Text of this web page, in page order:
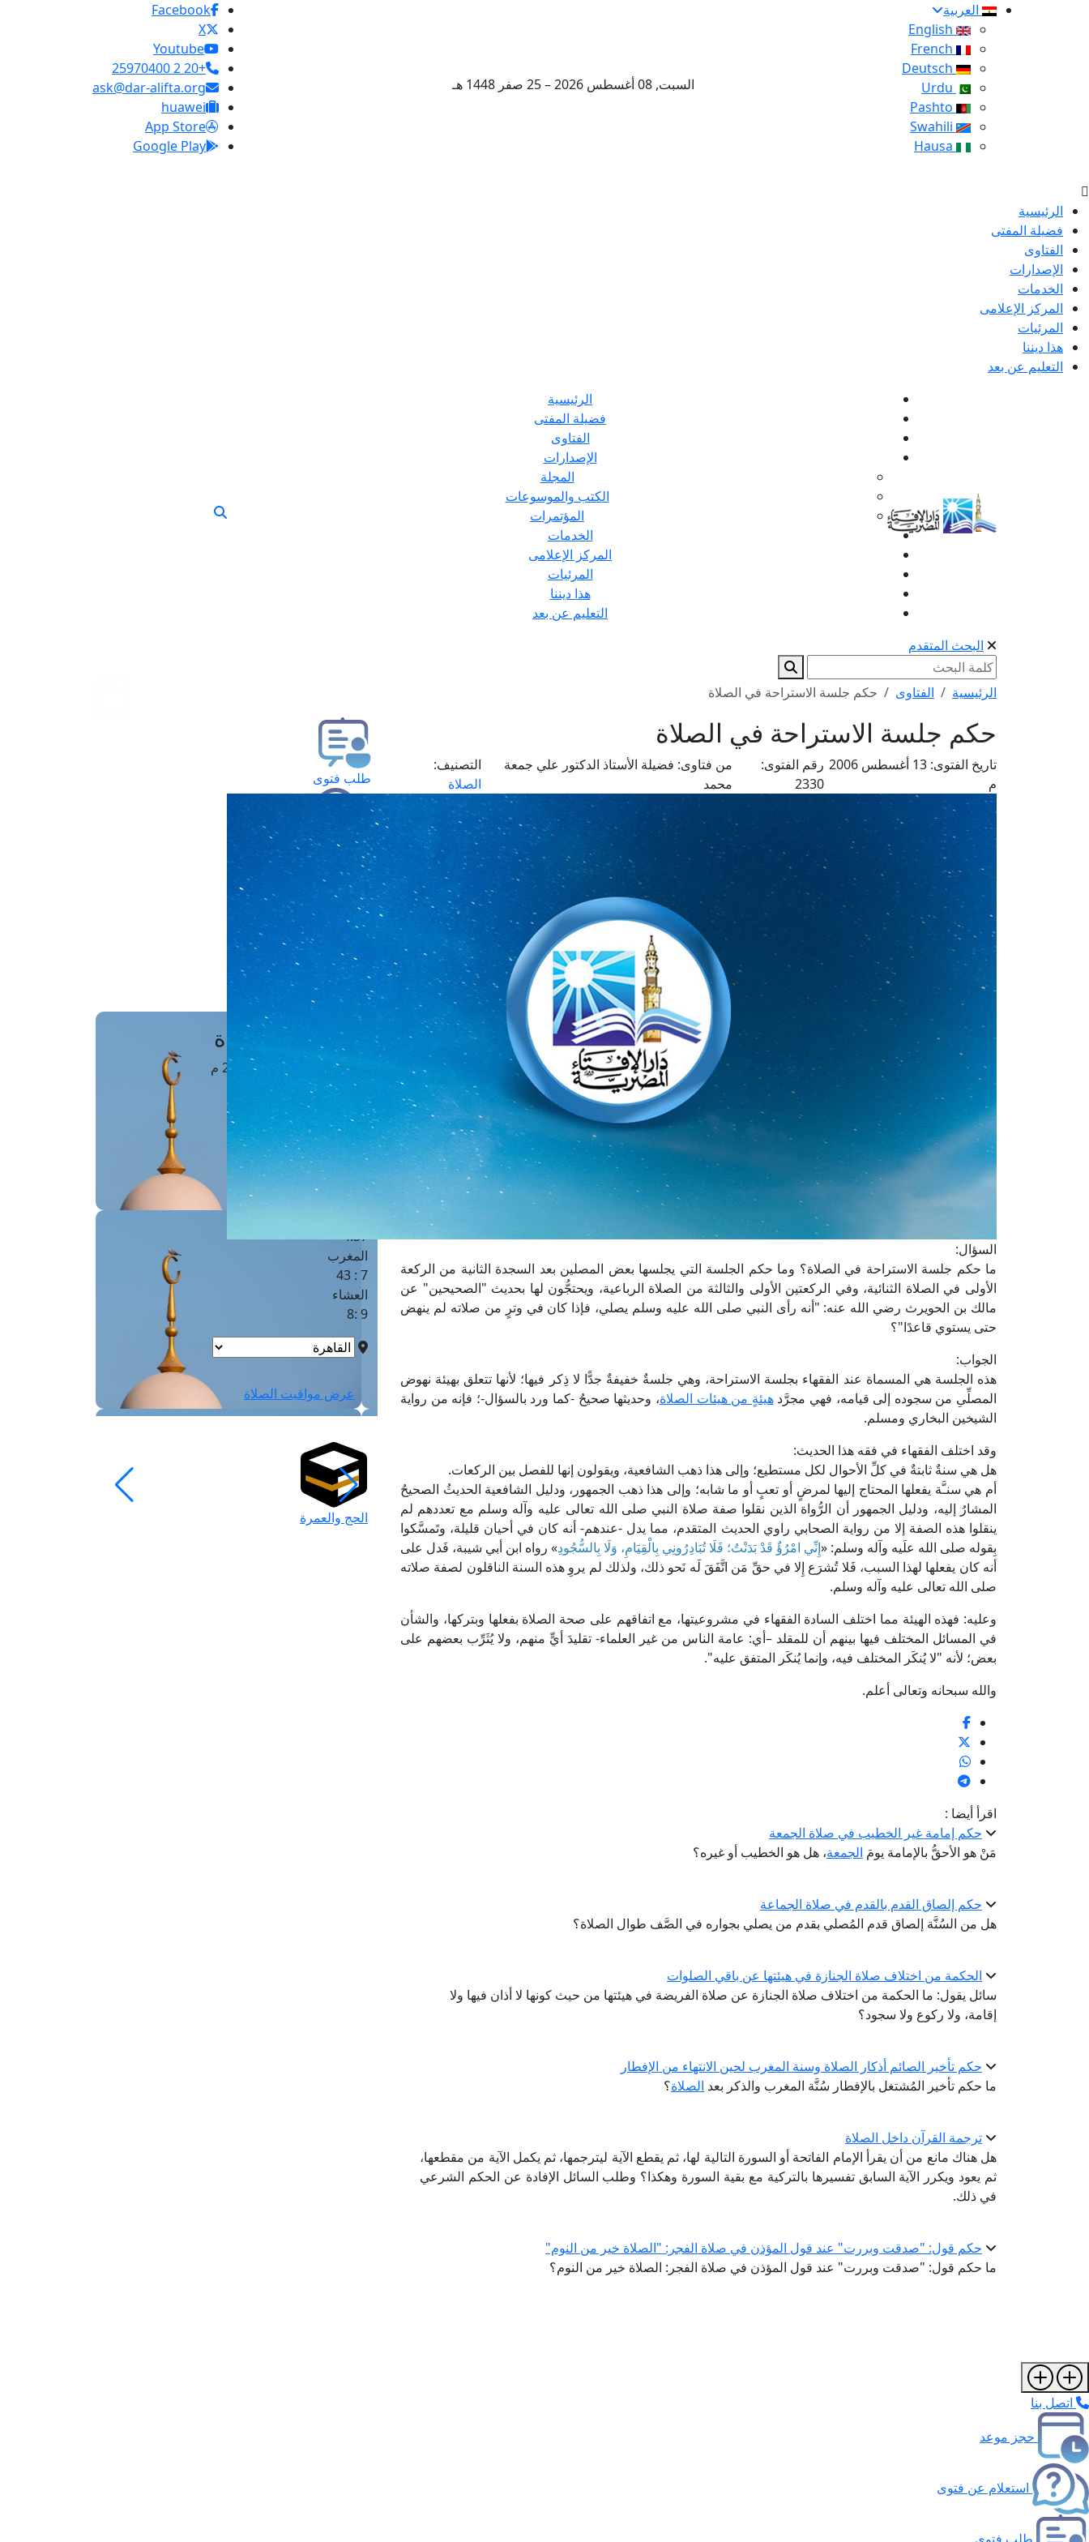
العربية
السبت, 08 أغسطس 2026 – 25 صفر 1448 هـ
Facebook
X
Youtube
+20 2 25970400
ask@dar-alifta.org
huawei
App Store
Google Play
الرئيسية
فضيلة المفتى
الفتاوى
الإصدارات
الخدمات
المركز الإعلامى
المرئيات
هذا ديننا
التعليم عن بعد
الرئيسية
فضيلة المفتى
الفتاوى
الإصدارات
المجلة
الكتب والموسوعات
المؤتمرات
الخدمات
المركز الإعلامى
المرئيات
هذا ديننا
التعليم عن بعد
البحث المتقدم
الرئيسية الفتاوى حكم جلسة الاستراحة في الصلاة
حكم جلسة الاستراحة في الصلاة
تاريخ الفتوى:
13 أغسطس 2006
م
رقم الفتوى:
2330
من فتاوى: فضيلة الأستاذ الدكتور علي جمعة
محمد
التصنيف:
الصلاة
السؤال:
ما حكم جلسة الاستراحة في الصلاة؟ وما حكم الجلسة التي يجلسها بعض المصلين بعد السجدة الثانية من الركعة
الأولى في الصلاة الثنائية، وفي الركعتين الأولى والثالثة من الصلاة الرباعية، ويحتجُّون لها بحديث "الصحيحين" عن
مالك بن الحويرث رضي الله عنه: "أنه رأى النبي صلى الله عليه وسلم يصلي، فإذا كان في وترٍ من صلاته لم ينهض
حتى يستوي قاعدًا"؟
الجواب:
هذه الجلسة هي المسماة عند الفقهاء بجلسة الاستراحة، وهي جلسةٌ خفيفةٌ جدًّا لا ذِكر فيها؛ لأنها تتعلق بهيئة نهوض
المصلِّىِ من سجوده إلى قيامه، فهي مجرَّدهيئةٍ من هيئات الصلاة، وحديثها صحيحُ -كما ورد بالسؤال-؛ فإنه من رواية
الشيخين البخاري ومسلم.
وقد اختلف الفقهاء في فقه هذا الحديث:
هل هي سنةٌ ثابتةٌ في كلِّ الأحوال لكل مستطيع؛ وإلى هذا ذهب الشافعية، ويقولون إنها للفصل بين الركعات.
أم هي سنـَّة يفعلها المحتاج إليها لمرضٍ أو تعبٍ أو ما شابه؛ وإلى هذا ذهب الجمهور، ودليل الشافعية الحديثُ الصحيحُ
المشارُ إليه، ودليل الجمهور أن الرُّواة الذين نقلوا صفة صلاة النبي صلى الله تعالى عليه وآله وسلم مع تعددهم لم
ينقلوا هذه الصفة إلا من رواية الصحابي راوي الحديث المتقدم، مما يدل -عندهم- أنه كان في أحيان قليلة، وتَمسَّكوا
بِقوله صلى الله علَيه وآله وسلم: «إِنِّي امْرُؤٌ قَدْ بَدَنْتُ؛ فَلَا تُبَادِرُونِي بِالْقِيَامِ، وَلَا بِالسُّجُودِ» رواه ابن أبي شيبة، فَدل على
أنه كان يفعلها لهذا السبب، فَلا تُشرَع إِلا في حقِّ مَن اتَّفَقَ لَه نَحو ذلك، ولذلك لم يروِ هذه السنة الناقلون لصفة صلاته
صلى الله تعالى عليه وآله وسلم.
وعليه: فهذه الهيئة مما اختلف السادة الفقهاء في مشروعيتها، مع اتفاقهم على صحة الصلاة بفعلها وبتركها، والشأن
في المسائل المختلف فيها بينهم أن للمقلد –أي: عامة الناس من غير العلماء- تقليدَ أيٍّ منهم، ولا يُثَرِّب بعضهم على
بعض؛ لأنه "لا يُنكَر المختلف فيه، وإنما يُنكَر المتفق عليه".
والله سبحانه وتعالى أعلم.
اقرأ أيضا :
حكم إمامة غير الخطيب في صلاة الجمعة
مَنْ هو الأحقُّ بالإمامة يومَ الجمعة، هل هو الخطيب أو غيره؟
حكم إلصاق القدم بالقدم في صلاة الجماعة
هل من السُنَّة إلصاق قدم المُصلي بقدم من يصلي بجواره في الصَّف طوال الصلاة؟
الحكمة من اختلاف صلاة الجنازة في هيئتها عن باقي الصلوات
سائل يقول: ما الحكمة من اختلاف صلاة الجنازة عن صلاة الفريضة في هيئتها من حيث كونها لا أذان فيها ولا
إقامة، ولا ركوع ولا سجود؟
حكم تأخير الصائم أذكار الصلاة وسنة المغرب لحين الانتهاء من الإفطار
ما حكم تأخير المُشتغل بالإفطار سُنَّة المغرب والذكر بعد الصلاة؟
ترجمة القرآن داخل الصلاة
هل هناك مانع من أن يقرأ الإمام الفاتحة أو السورة التالية لها، ثم يقطع الآية ليترجمها، ثم يكمل الآية من مقطعها،
ثم يعود ويكرر الآية السابق تفسيرها بالتركية مع بقية السورة وهكذا؟ وطلب السائل الإفادة عن الحكم الشرعي
في ذلك.
حكم قول: "صدقت وبررت" عند قول المؤذن في صلاة الفجر: "الصلاة خير من النوم"
ما حكم قول: "صدقت وبررت" عند قول المؤذن في صلاة الفجر: الصلاة خير من النوم؟
طلب فتوى
استعلام عن فتوى
حجز موعد
الفتوى الهاتفية
مَواقِيتُ الصَّـــلاة
القاهرة · 08 أغسطس 2026 م
4 :42
الشروق
6 :18
4:37
المغرب
7 : 43
العشاء
9 :8
عرض مواقيت الصلاة
الحج والعمرة
اتصل بنا
حجز موعد
استعلام عن فتوى